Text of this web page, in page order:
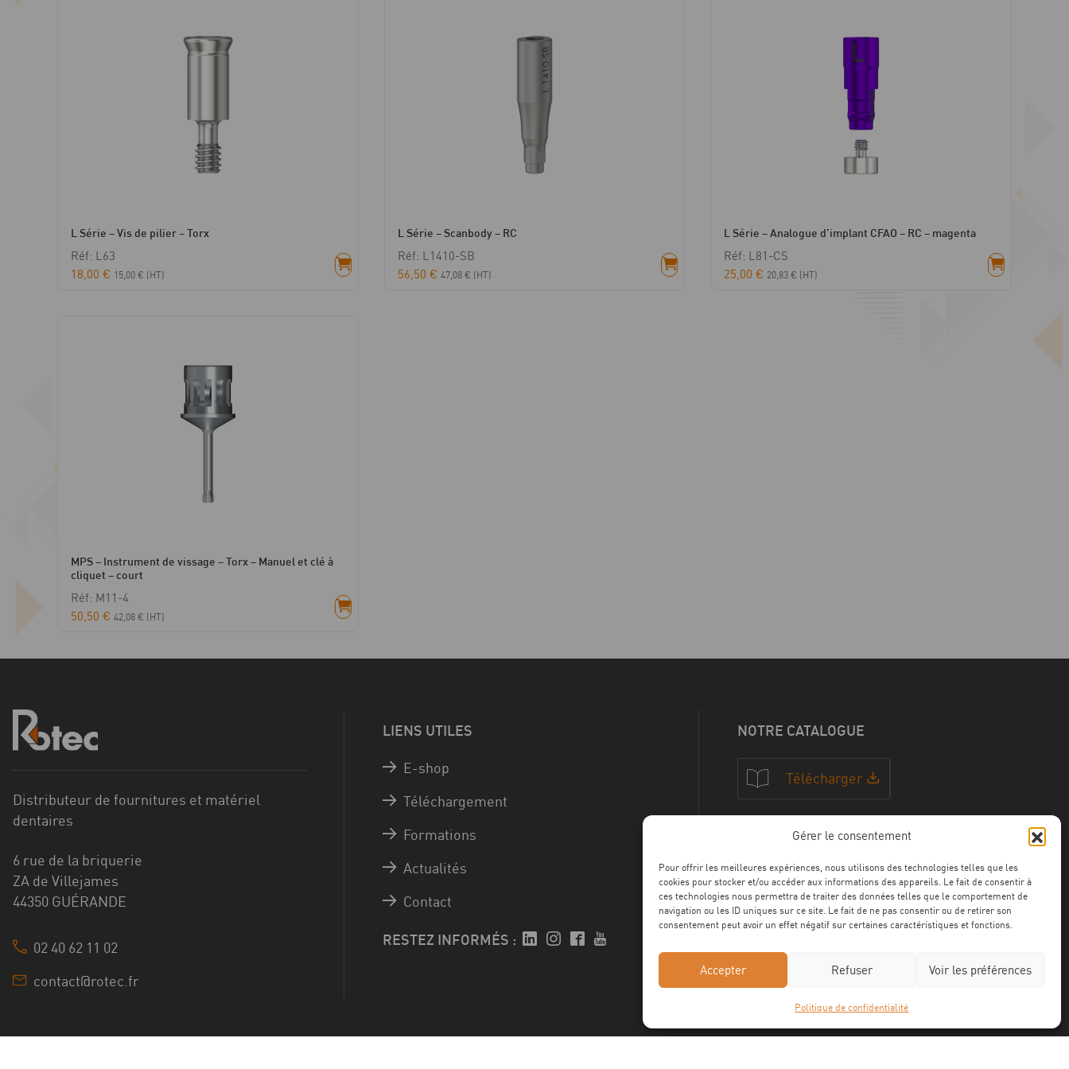
Gérer le consentement
Pour offrir les meilleures expériences, nous utilisons des technologies telles que les
cookies pour stocker et/ou accéder aux informations des appareils. Le fait de consentir à
ces technologies nous permettra de traiter des données telles que le comportement de
navigation ou les ID uniques sur ce site. Le fait de ne pas consentir ou de retirer son
consentement peut avoir un effet négatif sur certaines caractéristiques et fonctions.
Accepter Refuser Voir les préférences
Politique de confidentialité
L Série – Vis de pilier – Torx
Réf: L63
18,00 € 15,00 € (HT)
L Série – Scanbody – RC
Réf: L1410-SB
56,50 € 47,08 € (HT)
L Série – Analogue d’implant CFAO – RC – magenta
Réf: L81-CS
25,00€ 20,83€ (HT)
MPS – Instrument de vissage – Torx – Manuel et clé à
cliquet – court
Réf: M11-4
50,50 € 42,08 € (HT)
Distributeur de fournitures et matériel
dentaires
6 rue de la briquerie
ZA de Villejames
44350 GUÉRANDE
02 40 62 11 02
contact@rotec.fr
LIENS UTILES
E-shop
Téléchargement
Formations
Actualités
Contact
RESTEZ INFORMÉS :
NOTRE CATALOGUE
Télécharger
NOS CERTFICATIONS